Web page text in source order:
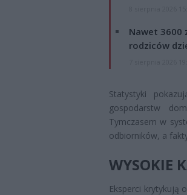
Nawet 3600
rodziców
Statystyki
gospodarstw
Tymczasem w
odbiorników, a
WYSOKIE
Eksperci krytykują